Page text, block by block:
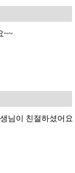
~~
님이 친절하셨어요